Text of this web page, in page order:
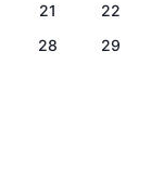
21
22
28
29